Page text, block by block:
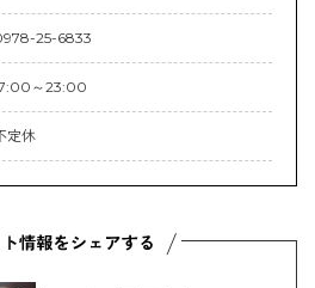
25-6833
～23:00
定休